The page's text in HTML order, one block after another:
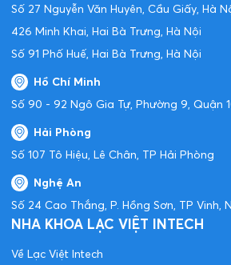
NHA KHOA LẠC VIỆT INTECH
Về Lạc Việt Intech
Số 27 Nguyễn Văn Huyên, Cầu Giấy, Hà
426 Minh Khai, Hai Bà Trưng, Hà Nội
Số 91 Phố Huế, Hai Bà Trưng, Hà Nội
Hồ Chí Minh
Số 90 - 92 Ngô Gia Tự, Phường 9, Quận
Hải Phòng
Số 107 Tô Hiệu, Lê Chân, TP Hải Phòng
Nghệ An
Số 24 Cao Thắng, P. Hồng Sơn, TP Vinh,